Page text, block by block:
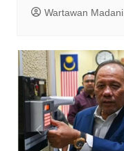
Wartawan Madani